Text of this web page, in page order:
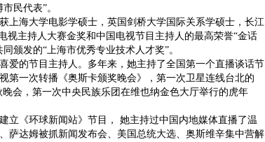
民代表”。
海大学电影学硕士，英国剑桥大学国际关系学硕士，长江
视主持人大赛金奖和中国电视节目主持人的最高荣誉“金话
颁发的“上海市优秀专业技术人才奖”。
的节目主持人。多年来，她主持了全国第一个直播谈话节
第一次转播《奥斯卡颁奖晚会》，第一次卫星连线台北的
晚会，第一次中央民族乐团在维也纳金色大厅举行的虎年
《环球新闻站》节目， 她主持过中国内地媒体直播了温
萨达姆被抓新闻发布会、美国总统大选、奥斯维辛集中营解